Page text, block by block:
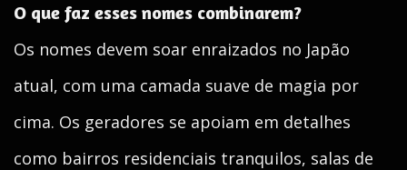
O que faz esses nomes combinarem?
Os nomes devem soar enraizados no Japão
atual, com uma camada suave de magia por
cima. Os geradores se apoiam em detalhes
como bairros residenciais tranquilos, salas de